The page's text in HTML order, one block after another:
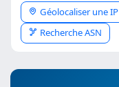
Géolocaliser une IP
Recherche ASN